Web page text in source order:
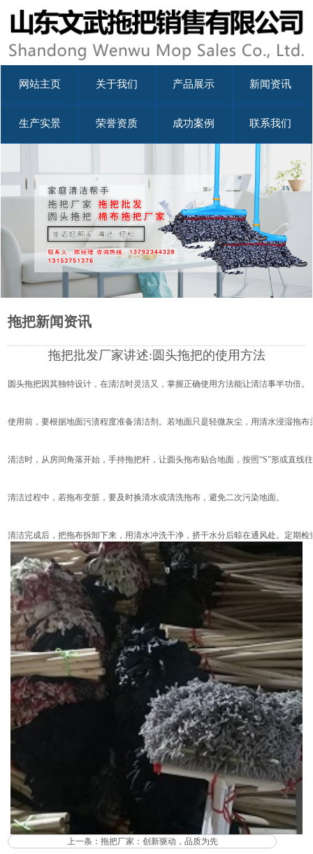
网站主页 关于我们 产品展示 新闻资讯
生产实景 荣誉资质 成功案例 联系我们
拖把新闻资讯
拖把批发厂家讲述:圆头拖把的使用方法
圆头拖把因其独特设计，在清洁时灵活又，掌握正确使用方法能让清洁事半功倍。
使用前，要根据地面污渍程度准备清洁剂。若地面只是轻微灰尘，用清水浸湿拖
清洁时，从房间角落开始，手持拖把杆，让圆头拖布贴合地面，按照“S”形或直
清洁过程中，若拖布变脏，要及时换清水或清洗拖布，避免二次污染地面。
清洁完成后，把拖布拆卸下来，用清水冲洗干净，挤干水分后晾在通风处。定期
上一条： 拖把厂家：创新驱动，品质为先